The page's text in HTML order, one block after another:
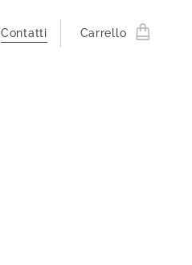
Contatti Carrello